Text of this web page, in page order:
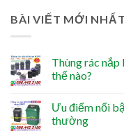
BÀI VIẾT MỚI NHẤT
Thùng rác
thế nào?
Ưu điểm nổi
thường